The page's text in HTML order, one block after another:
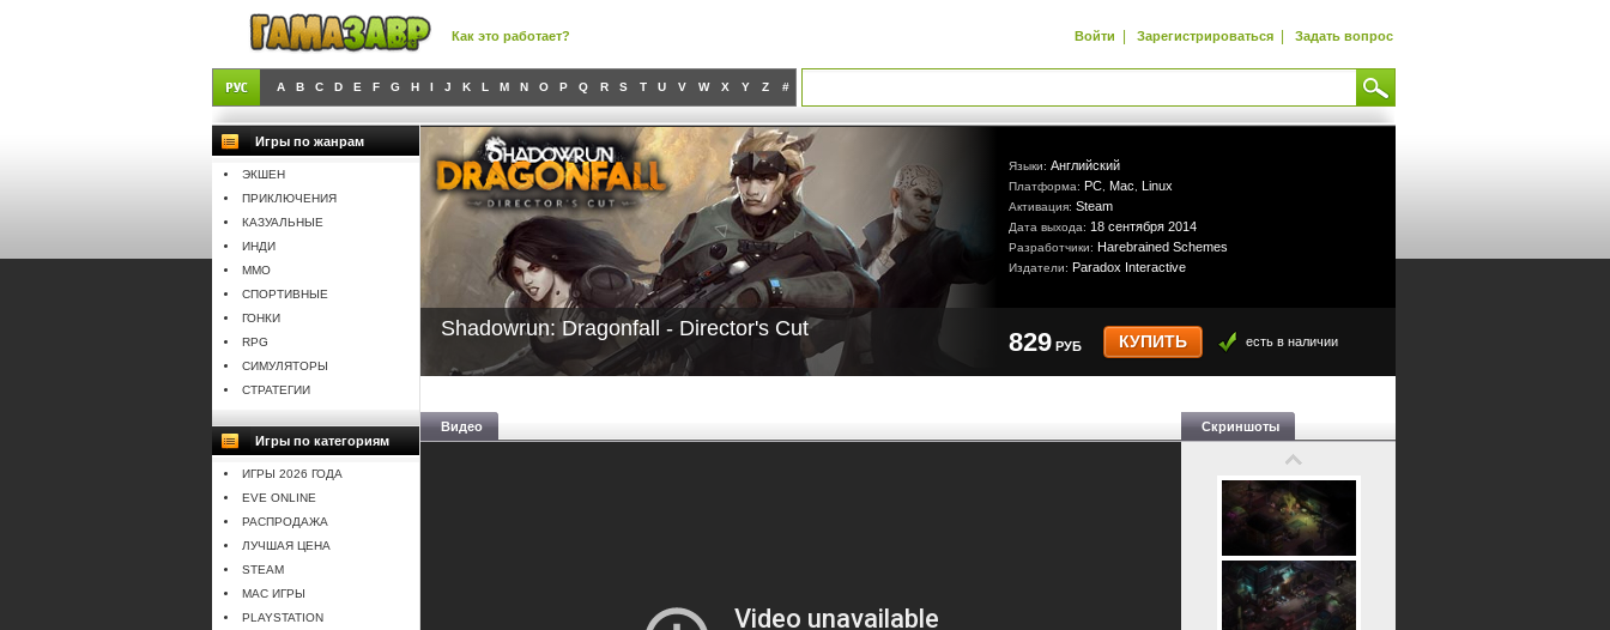
Как это работает? Войти | Зарегистрироваться | Задать вопрос
A B C D E F G H I J K L M N O P Q R S T U V W X Y Z #
Игры по жанрам
ЭКШЕН
ПРИКЛЮЧЕНИЯ
КАЗУАЛЬНЫЕ
ИНДИ
MMO
СПОРТИВНЫЕ
ГОНКИ
RPG
СИМУЛЯТОРЫ
СТРАТЕГИИ
Игры по категориям
ИГРЫ 2026 ГОДА
EVE ONLINE
РАСПРОДАЖА
ЛУЧШАЯ ЦЕНА
STEAM
MAC ИГРЫ
PLAYSTATION
Языки: Английский
Платформа: PC Mac Linux
Активация: Steam
Дата выхода: 18 сентября 2014
Разработчики: Harebrained Schemes
Издатели: Paradox Interactive
Shadowrun: Dragonfall - Director's Cut 829 РУБ КУПИТЬ есть в наличии
Видео Скриншоты